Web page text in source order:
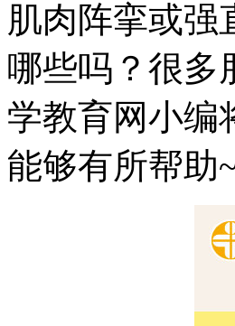
肌肉阵挛或强
哪些吗？很多
学教育网小编
能够有所帮助